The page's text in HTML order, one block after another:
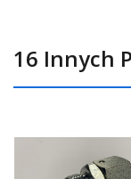
16 Innych